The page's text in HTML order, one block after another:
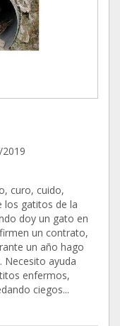
curo, cuido,
los gatitos de la
doy un gato en
un contrato,
un año hago
Necesito ayuda
enfermos,
ciegos...